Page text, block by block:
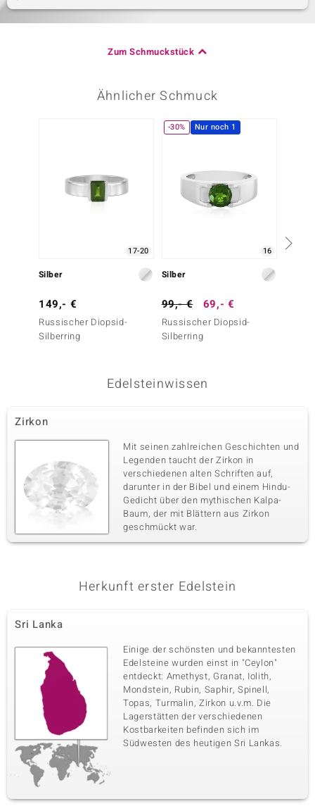
Zum Schmuckstück
Ähnlicher Schmuck
17-20
Silber
149,- €
Russischer Diopsid-
Silberring
-30% Nur noch 1
16
Silber
99,- € 69,- €
Russischer Diopsid-
Silberring
Edelsteinwissen
Zirkon
Mit seinen zahlreichen Geschichten und
Legenden taucht der Zirkon in
verschiedenen alten Schriften auf,
darunter in der Bibel und einem Hindu-
Gedicht über den mythischen Kalpa-
Baum, der mit Blättern aus Zirkon
geschmückt war.
Herkunft erster Edelstein
Sri Lanka
Einige der schönsten und bekanntesten
Edelsteine wurden einst in "Ceylon"
entdeckt: Amethyst, Granat, Iolith,
Mondstein, Rubin, Saphir, Spinell,
Topas, Turmalin, Zirkon u.v.m. Die
Lagerstätten der verschiedenen
Kostbarkeiten befinden sich im
Südwesten des heutigen Sri Lankas.